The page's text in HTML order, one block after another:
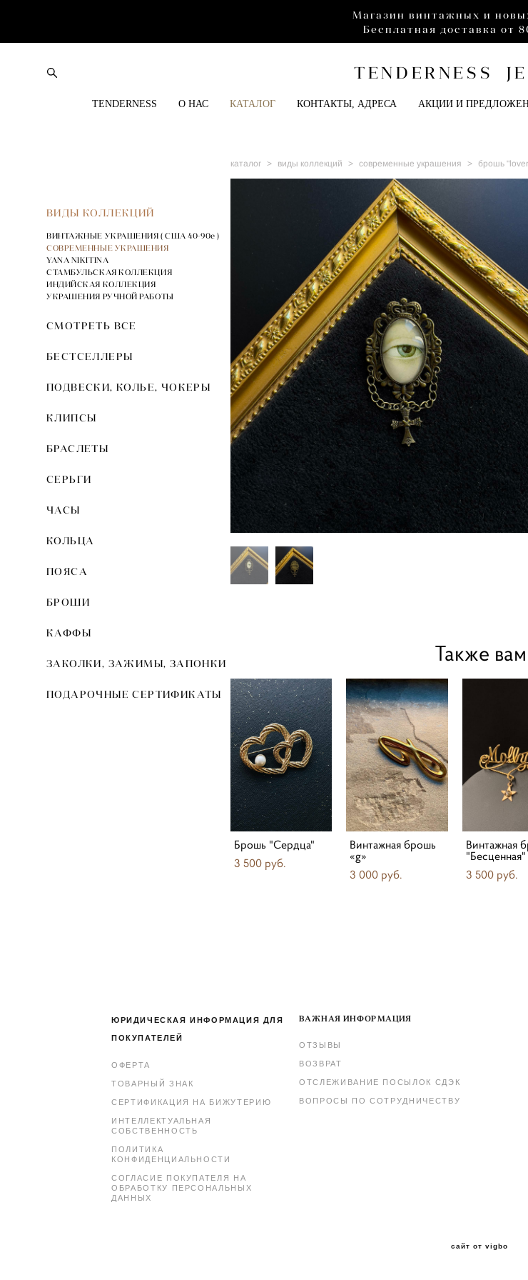
Магазин винтажных и
Бесплатная доставка от
TENDERNESS
TENDERNESS О НАС КАТАЛОГ КОНТАКТЫ, АДРЕСА АКЦИИ И
ВИДЫ КОЛЛЕКЦИЙ
ВИНТАЖНЫЕ УКРАШЕНИЯ ( США 40-90е )
СОВРЕМЕННЫЕ УКРАШЕНИЯ
YANA NIKITINA
СТАМБУЛЬСКАЯ КОЛЛЕКЦИЯ
ИНДИЙСКАЯ КОЛЛЕКЦИЯ
УКРАШЕНИЯ РУЧНОЙ РАБОТЫ
СМОТРЕТЬ ВСЕ
БЕСТСЕЛЛЕРЫ
ПОДВЕСКИ, КОЛЬЕ, ЧОКЕРЫ
КЛИПСЫ
БРАСЛЕТЫ
СЕРЬГИ
ЧАСЫ
КОЛЬЦА
ПОЯСА
БРОШИ
КАФФЫ
ЗАКОЛКИ, ЗАЖИМЫ, ЗАПОНКИ
ПОДАРОЧНЫЕ СЕРТИФИКАТЫ
каталог > виды коллекций > современные украшения > брошь
Также
Брошь "Сердца"
3 500 pуб.
Винтажная брошь
«g»
3 000 pуб.
Винтажная
"Бесценная"
3 500 pуб.
ЮРИДИЧЕСКАЯ ИНФОРМАЦИЯ ДЛЯ
ПОКУПАТЕЛЕЙ
ОФЕРТА
ТОВАРНЫЙ ЗНАК
СЕРТИФИКАЦИЯ НА БИЖУТЕРИЮ
ИНТЕЛЛЕКТУАЛЬНАЯ
СОБСТВЕННОСТЬ
ПОЛИТИКА
КОНФИДЕНЦИАЛЬНОСТИ
СОГЛАСИЕ ПОКУПАТЕЛЯ НА
ОБРАБОТКУ ПЕРСОНАЛЬНЫХ
ДАННЫХ
ВАЖНАЯ ИНФОРМАЦИЯ
ОТЗЫВЫ
ВОЗВРАТ
ОТСЛЕЖИВАНИЕ ПОСЫЛОК СДЭК
ВОПРОСЫ ПО СОТРУДНИЧЕСТВУ
сайт от vigbo